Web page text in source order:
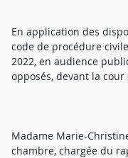
En application des
code de procédure
2022, en audience
opposés, devant la
Madame Marie-
chambre, chargée du